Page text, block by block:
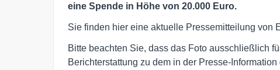
eine Spende in Höhe von 20.000 Euro.
Sie finden hier eine aktuelle Pressemitteilung von
Bitte beachten Sie, dass das Foto ausschließlich
Berichterstattung zu dem in der Presse-